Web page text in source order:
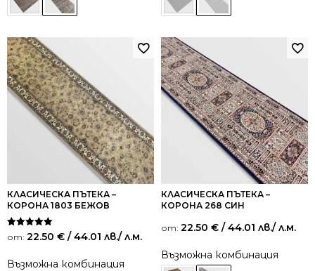
КЛАСИЧЕСКА ПЪТЕКА –
КОРОНА 1803 БЕЖОВ
Оценено на
5.00
от: 22.50 € / 44.01 лв./ л.м.
Възможна комбинация
КЛАСИЧЕСКА ПЪТЕКА –
КОРОНА 268 СИН
от: 22.50 € / 44.01 лв./ л.м.
Възможна комбинация